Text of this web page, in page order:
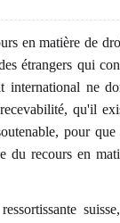
en matière de
étrangers qui
ne
qu'il
pour que
du recours en